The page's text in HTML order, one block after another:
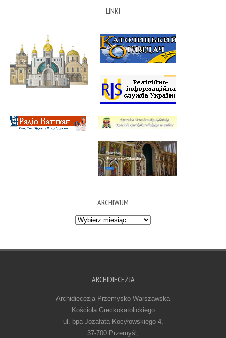
LINKI
ARCHIWUM
Archiwum
ARCHIDIECEZJA
Archidiecezja Przemysko-Warszawska
Kościoła Greckokatolickiego
ul. bpa Jozafata Kocyłowskiego 4,
37-700 Przemyśl,